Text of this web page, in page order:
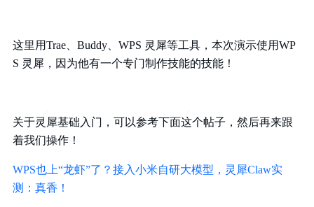
这里用Trae、Buddy、WPS 灵犀等工具，本次演示使用WP
S 灵犀，因为他有一个专门制作技能的技能！
关于灵犀基础入门，可以参考下面这个帖子，然后再来跟
着我们操作！
WPS也上“龙虾”了？接入小米自研大模型，灵犀Claw实
测：真香！